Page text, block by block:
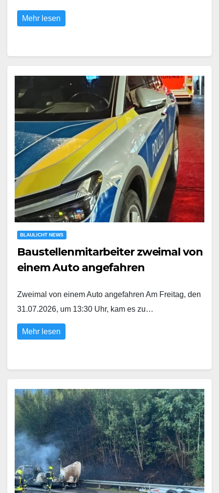
Mehr lesen
BLAULICHT NEWS
Baustellenmitarbeiter zweimal von
einem Auto angefahren
Zweimal von einem Auto angefahren Am Freitag, den
31.07.2026, um 13:30 Uhr, kam es zu…
Mehr lesen